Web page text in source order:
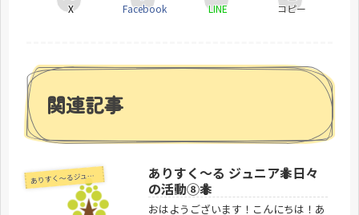
X Facebook LINE コピー
関連記事
あ
りすく～るジュニア
ありすく〜る ジュニア🐜日々
の活動⑧🐜
おはようございます！こんにちは！あ